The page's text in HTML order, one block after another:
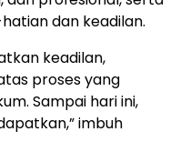
dan keadilan.
keadilan,
proses yang
Sampai hari ini,
imbuh